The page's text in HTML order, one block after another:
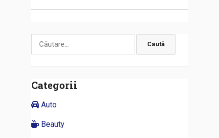
Caută
Categorii
Auto
Beauty